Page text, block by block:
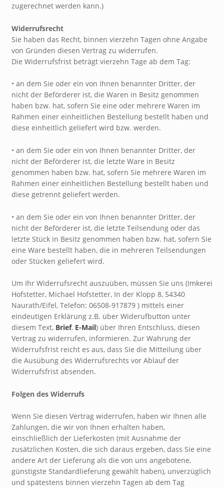
zugerechnet werden kann.)
Widerrufsrecht
Sie haben das Recht, binnen vierzehn Tagen ohne Angabe
von Gründen diesen Vertrag zu widerrufen.
Die Widerrufsfrist beträgt vierzehn Tage ab dem Tag:
• an dem Sie oder ein von Ihnen benannter Dritter, der
nicht der Beförderer ist, die Waren in Besitz genommen
haben bzw. hat, sofern Sie eine oder mehrere Waren im
Rahmen einer einheitlichen Bestellung bestellt haben und
diese einheitlich geliefert wird bzw. werden.
• an dem Sie oder ein von Ihnen benannter Dritter, der
nicht der Beförderer ist, die letzte Ware in Besitz
genommen haben bzw. hat, sofern Sie mehrere Waren im
Rahmen einer einheitlichen Bestellung bestellt haben und
diese getrennt geliefert werden.
• an dem Sie oder ein von Ihnen benannter Dritter, der
nicht der Beförderer ist, die letzte Teilsendung oder das
letzte Stück in Besitz genommen haben bzw. hat, sofern Sie
eine Ware bestellt haben, die in mehreren Teilsendungen
oder Stücken geliefert wird.
Um Ihr Widerrufsrecht auszuüben, müssen Sie uns (Imkerei
Hofstetter, Michael Hofstetter, In der Klopp 8, 54340
Naurath/Eifel, Telefon: 06508-917879 ) mittels einer
eindeutigen Erklärung z.B. über Widerufbutton unter
diesem Text, Brief, E-Mail) über Ihren Entschluss, diesen
Vertrag zu widerrufen, informieren. Zur Wahrung der
Widerrufsfrist reicht es aus, dass Sie die Mitteilung über
die Ausübung des Widerrufsrechts vor Ablauf der
Widerrufsfrist absenden.
Folgen des Widerrufs
Wenn Sie diesen Vertrag widerrufen, haben wir Ihnen alle
Zahlungen, die wir von Ihnen erhalten haben,
einschließlich der Lieferkosten (mit Ausnahme der
zusätzlichen Kosten, die sich daraus ergeben, dass Sie eine
andere Art der Lieferung als die von uns angebotene,
günstigste Standardlieferung gewählt haben), unverzüglich
und spätestens binnen vierzehn Tagen ab dem Tag